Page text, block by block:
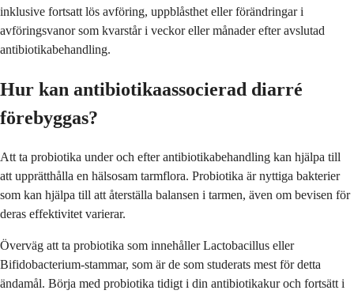
inklusive fortsatt lös avföring, uppblåsthet eller förändringar i
avföringsvanor som kvarstår i veckor eller månader efter avslutad
antibiotikabehandling.
Hur kan antibiotikaassocierad diarré
förebyggas?
Att ta probiotika under och efter antibiotikabehandling kan hjälpa till
att upprätthålla en hälsosam tarmflora. Probiotika är nyttiga bakterier
som kan hjälpa till att återställa balansen i tarmen, även om bevisen för
deras effektivitet varierar.
Överväg att ta probiotika som innehåller Lactobacillus eller
Bifidobacterium-stammar, som är de som studerats mest för detta
ändamål. Börja med probiotika tidigt i din antibiotikakur och fortsätt i